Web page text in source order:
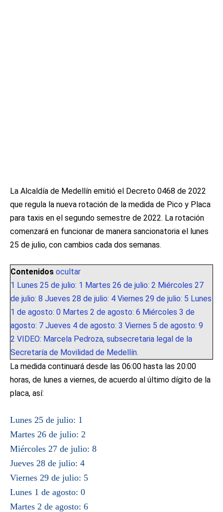
La Alcaldía de Medellín emitió el Decreto 0468 de 2022
que regula la nueva rotación de la medida de Pico y Placa
para taxis en el segundo semestre de 2022. La rotación
comenzará en funcionar de manera sancionatoria el lunes
25 de julio, con cambios cada dos semanas.
Contenidos ocultar
1 Lunes 25 de julio: 1 Martes 26 de julio: 2 Miércoles 27
de julio: 8 Jueves 28 de julio: 4 Viernes 29 de julio: 5 Lunes
1 de agosto: 0 Martes 2 de agosto: 6 Miércoles 3 de
agosto: 7 Jueves 4 de agosto: 3 Viernes 5 de agosto: 9
2 VIDEO: Marcela Pedroza, subsecretaria legal de la
Secretaría de Movilidad de Medellín.
La medida continuará desde las 06:00 hasta las 20:00
horas, de lunes a viernes, de acuerdo al último dígito de la
placa, así:
Lunes 25 de julio: 1
Martes 26 de julio: 2
Miércoles 27 de julio: 8
Jueves 28 de julio: 4
Viernes 29 de julio: 5
Lunes 1 de agosto: 0
Martes 2 de agosto: 6